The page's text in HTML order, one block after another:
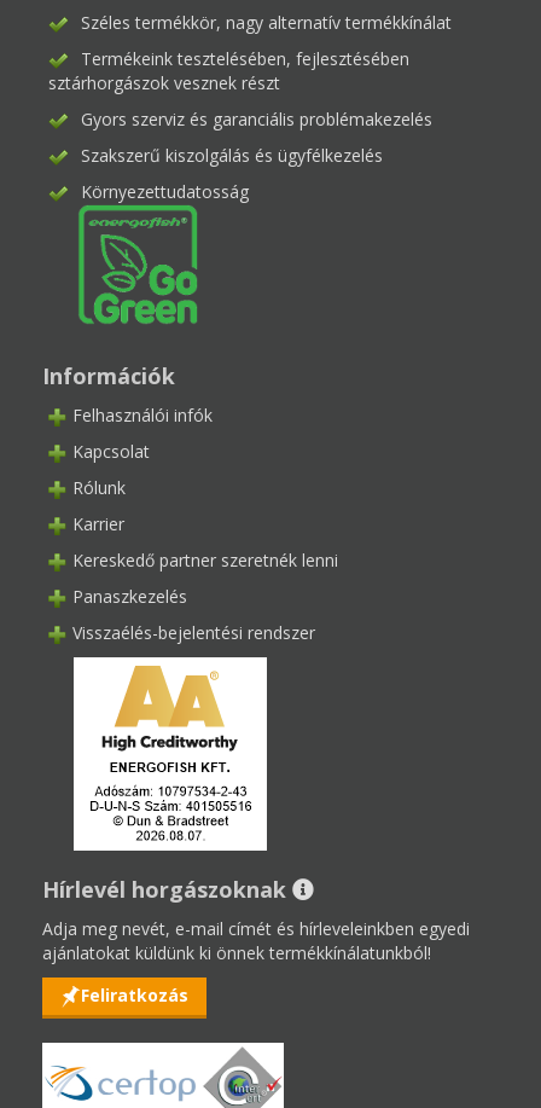
Széles termékkör, nagy alternatív termékkínálat
Termékeink tesztelésében, fejlesztésében
sztárhorgászok vesznek részt
Gyors szerviz és garanciális problémakezelés
Szakszerű kiszolgálás és ügyfélkezelés
Környezettudatosság
Információk
Felhasználói infók
Kapcsolat
Rólunk
Karrier
Kereskedő partner szeretnék lenni
Panaszkezelés
Visszaélés-bejelentési rendszer
Hírlevél horgászoknak
Adja meg nevét, e-mail címét és hírleveleinkben egyedi
ajánlatokat küldünk ki önnek termékkínálatunkból!
Feliratkozás